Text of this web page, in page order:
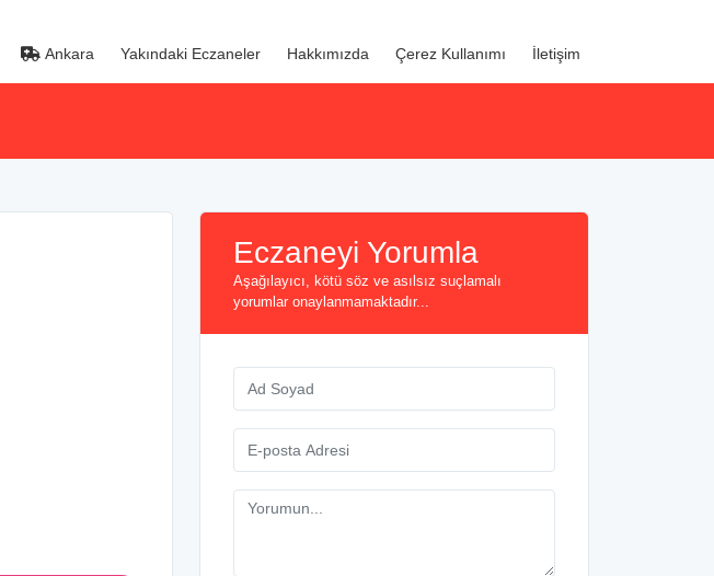
Ankara Yakındaki Eczaneler Hakkımızda Çerez Kullanımı İletişim
Eczaneyi Yorumla
Aşağılayıcı, kötü söz ve asılsız suçlamalı
yorumlar onaylanmamaktadır...